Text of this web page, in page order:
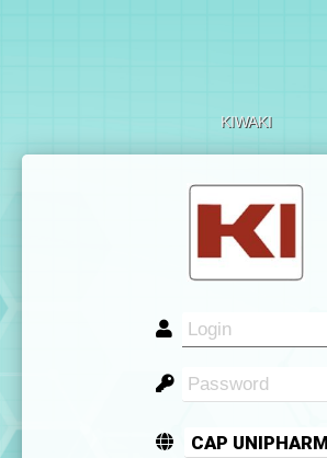
KIWAKI
CAP UNIPHARM